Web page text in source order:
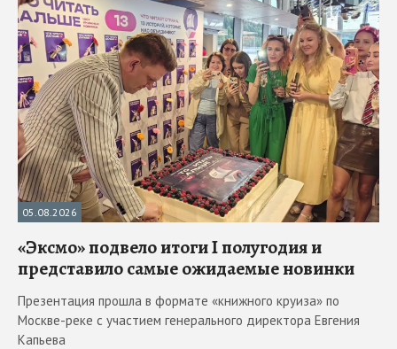
05.08.2026
«Эксмо» подвело итоги I полугодия и
представило самые ожидаемые новинки
Презентация прошла в формате «книжного круиза» по
Москве-реке с участием генерального директора Евгения
Капьева